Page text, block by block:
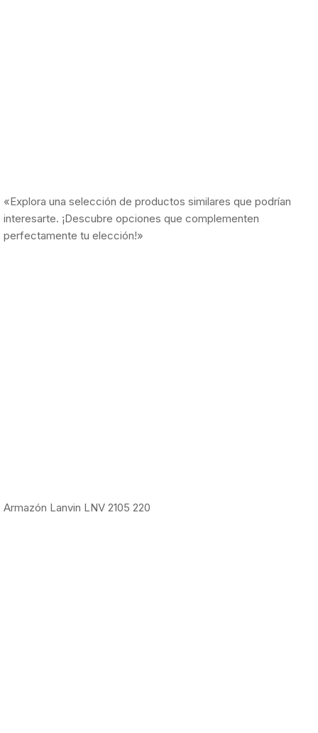
«Explora una selección de productos similares que podrían
interesarte. ¡Descubre opciones que complementen
perfectamente tu elección!»
Armazón Lanvin LNV 2105 220